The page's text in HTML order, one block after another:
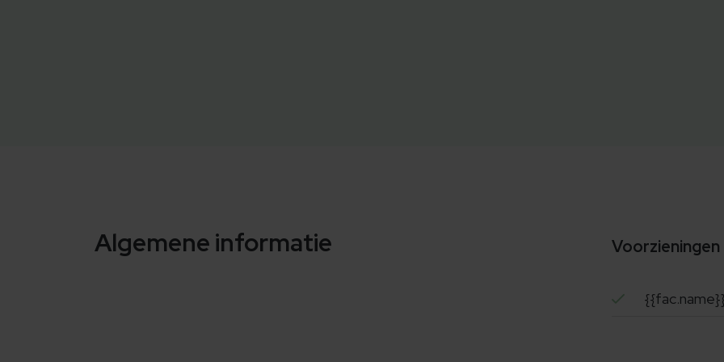
Algemene informatie Voorzieningen